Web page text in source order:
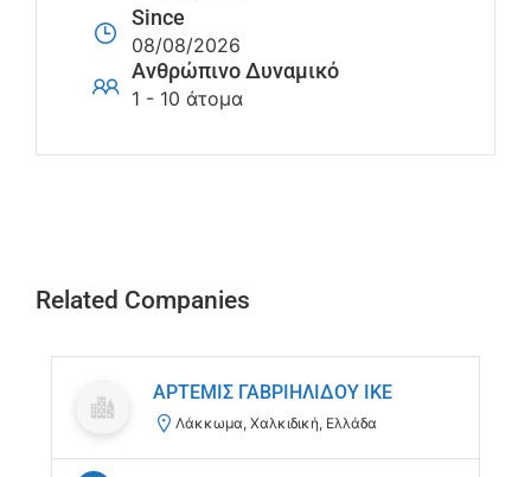
Since
08/08/2026
Ανθρώπινο Δυναμικό
1 - 10 άτομα
Related Companies
ΑΡΤΕΜΙΣ ΓΑΒΡΙΗΛΙΔΟΥ ΙΚΕ
Λάκκωμα, Χαλκιδική, Ελλάδα